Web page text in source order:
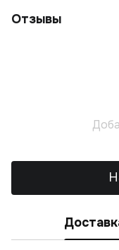
Отзывы